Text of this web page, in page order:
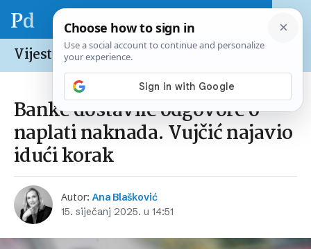
Vijesti /Hrvatska
Banke dostavile odgovore o
naplati naknada. Vujčić najavio
idući korak
Autor:Ana Blašković
15. siječanj 2025. u 14:51